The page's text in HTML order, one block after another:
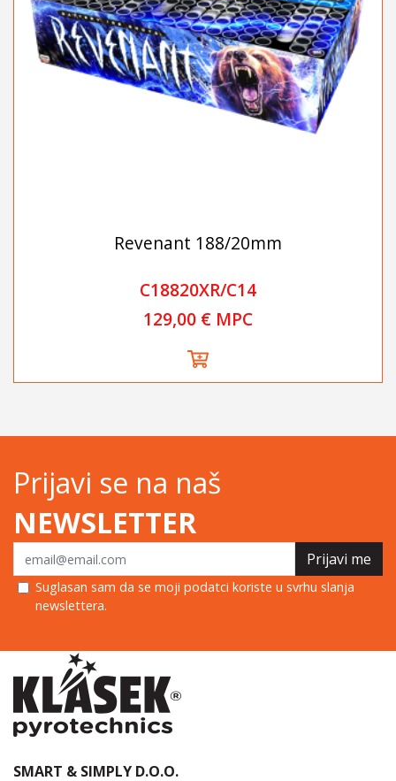
Revenant 188/20mm
C18820XR/C14
129,00 € MPC
Prijavi se na naš
NEWSLETTER
Prijavi me
Suglasan sam da se moji podatci koriste u svrhu slanja
newslettera.
SMART & SIMPLY D.O.O.